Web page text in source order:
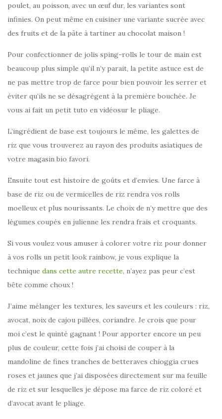
poulet, au poisson, avec un œuf dur, les variantes sont
infinies. On peut même en cuisiner une variante sucrée avec
des fruits et de la pâte à tartiner au chocolat maison !
Pour confectionner de jolis sping-rolls le tour de main est
beaucoup plus simple qu’il n’y parait, la petite astuce est de
ne pas mettre trop de farce pour bien pouvoir les serrer et
éviter qu’ils ne se désagrègent à la première bouchée. Je
vous ai fait un petit tuto en vidéosur le pliage.
L’ingrédient de base est toujours le même, les galettes de
riz que vous trouverez au rayon des produits asiatiques de
votre magasin bio favori.
Ensuite tout est histoire de goûts et d’envies. Une farce à
base de riz ou de vermicelles de riz rendra vos rolls
moelleux et plus nourissants. Le choix de n’y mettre que des
légumes coupés en julienne les rendra frais et croquants.
Si vous voulez vous amuser à colorer votre riz pour donner
à vos rolls un petit look rainbow, je vous explique la
technique dans cette autre recette, n’ayez pas peur c’est
bête comme choux !
J’aime mélanger les textures, les saveurs et les couleurs : riz,
avocat, noix de cajou pillées, coriandre. Je crois que pour
moi c’est le quinté gagnant ! Pour apporter encore un peu
plus de couleur, cette fois j’ai choisi de couper à la
mandoline de fines tranches de betteraves chioggia crues
roses et jaunes que j’ai disposées directement sur ma feuille
de riz et sur lesquelles je dépose ma farce de riz coloré et
d’avocat avant le pliage.